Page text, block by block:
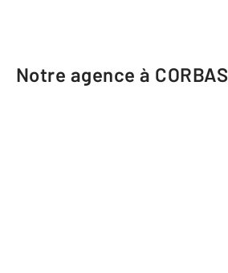
Notre agence à CORBAS